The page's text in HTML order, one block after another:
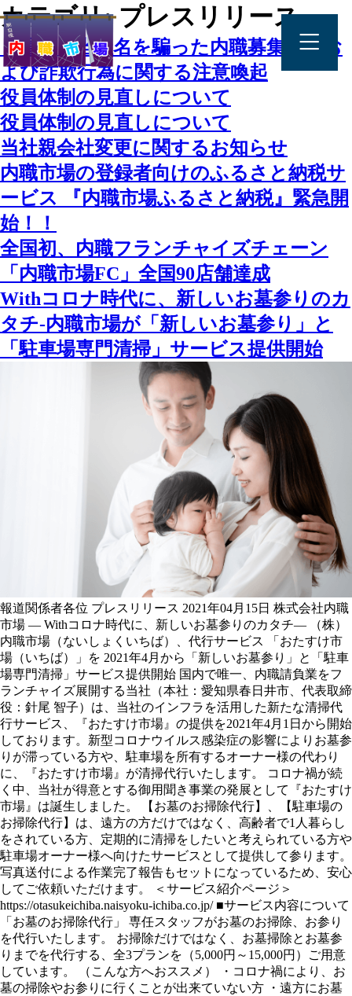
カテゴリ:プレスリリース
【重要】当社名を騙った内職募集広告お
よび詐欺行為に関する注意喚起
役員体制の見直しについて
役員体制の見直しについて
当社親会社変更に関するお知らせ
内職市場の登録者向けのふるさと納税サ
ービス 『内職市場ふるさと納税』緊急開
始！！
全国初、内職フランチャイズチェーン
「内職市場FC」全国90店舗達成
Withコロナ時代に、新しいお墓参りのカ
タチ-内職市場が「新しいお墓参り」と
「駐車場専門清掃」サービス提供開始
報道関係者各位 プレスリリース 2021年04月15日 株式会社内職
市場 — Withコロナ時代に、新しいお墓参りのカタチ— （株）
内職市場（ないしょくいちば）、代行サービス 「おたすけ市
場（いちば）」を 2021年4月から「新しいお墓参り」と「駐車
場専門清掃」サービス提供開始 国内で唯一、内職請負業をフ
ランチャイズ展開する当社（本社：愛知県春日井市、代表取締
役：針尾 智子）は、当社のインフラを活用した新たな清掃代
行サービス、『おたすけ市場』の提供を2021年4月1日から開始
しております。新型コロナウイルス感染症の影響によりお墓参
りが滞っている方や、駐車場を所有するオーナー様の代わり
に、『おたすけ市場』が清掃代行いたします。 コロナ禍が続
く中、当社が得意とする御用聞き事業の発展として『おたすけ
市場』は誕生しました。 【お墓のお掃除代行】、【駐車場の
お掃除代行】は、遠方の方だけではなく、高齢者で1人暮らし
をされている方、定期的に清掃をしたいと考えられている方や
駐車場オーナー様へ向けたサービスとして提供して参ります。
写真送付による作業完了報告もセットになっているため、安心
してご依頼いただけます。 ＜サービス紹介ページ＞
https://otasukeichiba.naisyoku-ichiba.co.jp/ ■サービス内容について
「お墓のお掃除代行」 専任スタッフがお墓のお掃除、お参り
を代行いたします。 お掃除だけではなく、お墓掃除とお墓参
りまでを代行する、全3プランを（5,000円～15,000円）ご用意
しています。 （こんな方へおススメ） ・コロナ禍により、お
墓の掃除やお参りに行くことが出来ていない方 ・遠方にお墓